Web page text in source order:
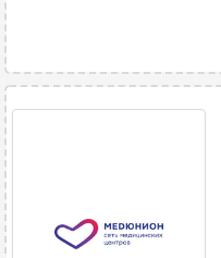
Трансфузиология
Урология